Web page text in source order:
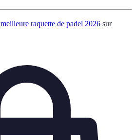
meilleure raquette de padel 2026 sur